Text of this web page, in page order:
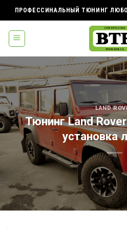
to
content
ПРОФЕССИНАЛЬНЫЙ ТЮНИНГ
LAND
Тюнинг Land
установка